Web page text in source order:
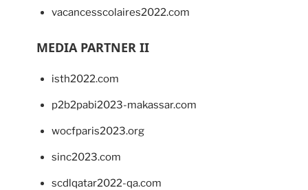
vacancesscolaires2022.com
MEDIA PARTNER II
isth2022.com
p2b2pabi2023-makassar.com
wocfparis2023.org
sinc2023.com
scdlqatar2022-qa.com